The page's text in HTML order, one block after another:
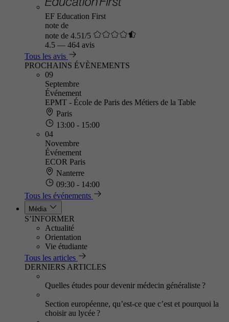
EF Education First
note de
note de 4.51/5
4.5 — 464 avis
Tous les avis
PROCHAINS ÉVÈNEMENTS
09
Septembre
Événement
EPMT - École de Paris des Métiers de la Table
Paris
13:00 - 15:00
04
Novembre
Événement
ECOR Paris
Nanterre
09:30 - 14:00
Tous les événements
Média
S’INFORMER
Actualité
Orientation
Vie étudiante
Tous les articles
DERNIERS ARTICLES
Quelles études pour devenir médecin généraliste ?
Section européenne, qu’est-ce que c’est et pourquoi la
choisir au lycée ?